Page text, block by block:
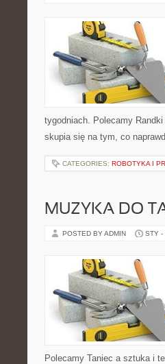
tygodniach. Polecamy
skupia się na tym, co
CATEGORIES: ROBOTYKA I
MUZYKA DO
POSTED BY ADMIN STY -
Polecamy Taniec a sztuka i